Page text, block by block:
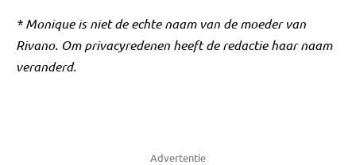
* Monique is niet de echte naam van de moeder van
Rivano. Om privacyredenen heeft de redactie haar naam
veranderd.
Advertentie